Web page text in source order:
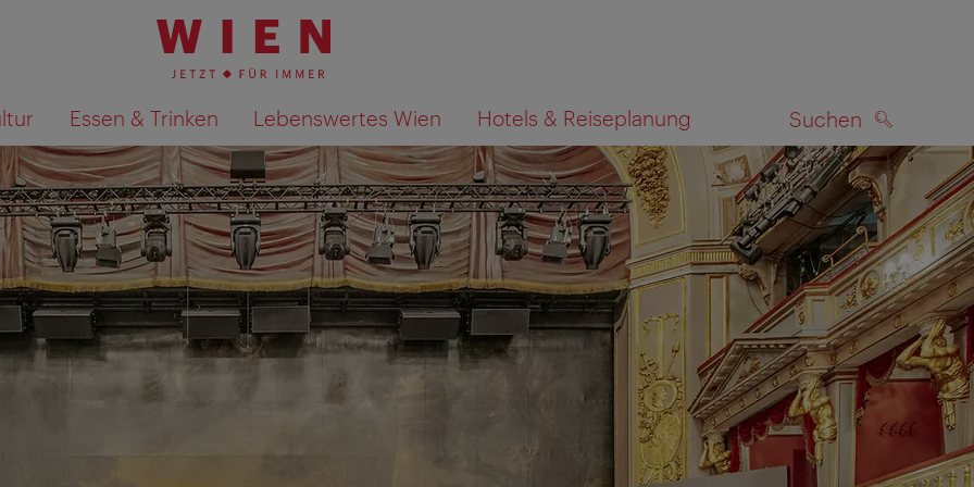
Essen & Trinken Lebenswertes Wien Hotels & Reiseplanung Suchen
Suchergebnisse auf Karte anzeigen SUCHEN